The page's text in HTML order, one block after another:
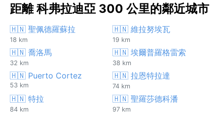
距離 科弗拉迪亞 300 公里的鄰近城市
🇭🇳 聖佩德羅蘇拉
18 km
🇭🇳 維拉努埃瓦
19 km
🇭🇳 喬洛馬
32 km
🇭🇳 埃爾普羅格雷索
38 km
🇭🇳 Puerto Cortez
53 km
🇭🇳 拉恩特拉達
74 km
🇭🇳 特拉
84 km
🇭🇳 聖羅莎德科潘
97 km